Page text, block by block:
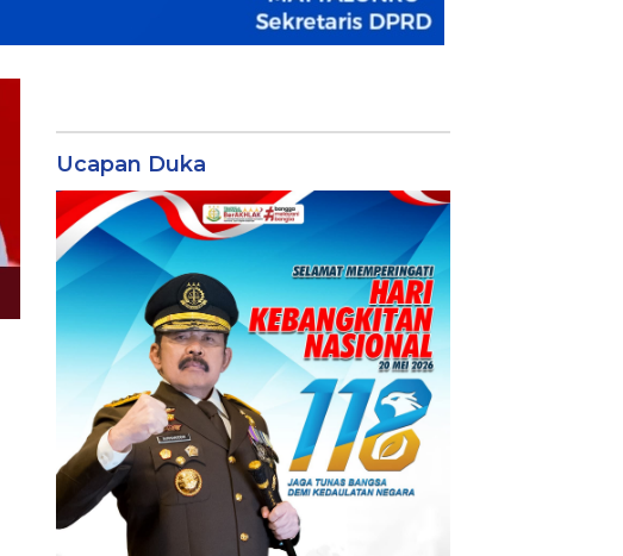
Ucapan Duka